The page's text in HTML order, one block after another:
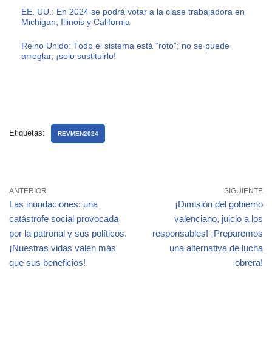
EE. UU.: En 2024 se podrá votar a la clase trabajadora en
Michigan, Illinois y California
Reino Unido: Todo el sistema está “roto”; no se puede
arreglar, ¡solo sustituirlo!
Etiquetas: REVMEN2024
ANTERIOR
Las inundaciones: una
catástrofe social provocada
por la patronal y sus políticos.
¡Nuestras vidas valen más
que sus beneficios!
SIGUIENTE
¡Dimisión del gobierno
valenciano, juicio a los
responsables! ¡Preparemos
una alternativa de lucha
obrera!